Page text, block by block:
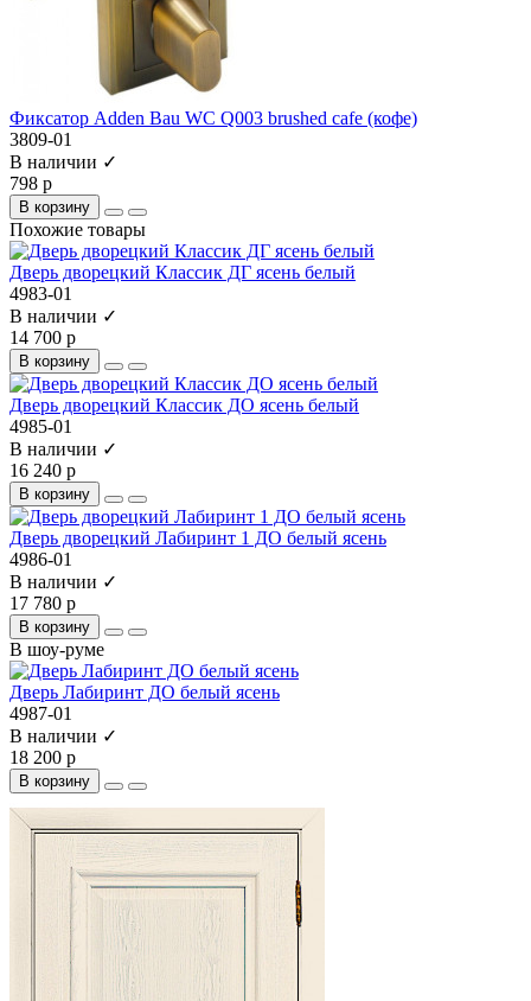
Фиксатор Adden Bau WC Q003 brushed cafe (кофе)
3809-01
В наличии ✓
798 р
В корзину
Похожие товары
Дверь дворецкий Классик ДГ ясень белый
4983-01
В наличии ✓
14 700 р
В корзину
Дверь дворецкий Классик ДО ясень белый
4985-01
В наличии ✓
16 240 р
В корзину
Дверь дворецкий Лабиринт 1 ДО белый ясень
4986-01
В наличии ✓
17 780 р
В корзину
В шоу-руме
Дверь Лабиринт ДО белый ясень
4987-01
В наличии ✓
18 200 р
В корзину